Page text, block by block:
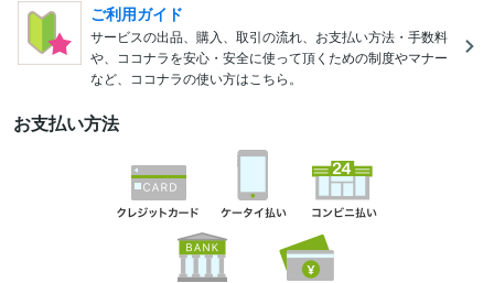
ご利用ガイド
サービスの出品、購入、取引の流れ、お支払い方法・手数料
や、ココナラを安心・安全に使って頂くための制度やマナー
など、ココナラの使い方はこちら。
お支払い方法